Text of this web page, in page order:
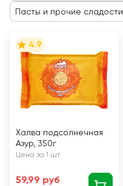
Пасты и прочие сладости
4.9
Халва подсолнечная
Азур, 350г
Цена за 1 шт
59,99 руб